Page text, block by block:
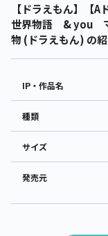
【ドラえもん】【
世界物語 & you マ
物 (ドラえもん) の
IP・作品名
種類
サイズ
発売元